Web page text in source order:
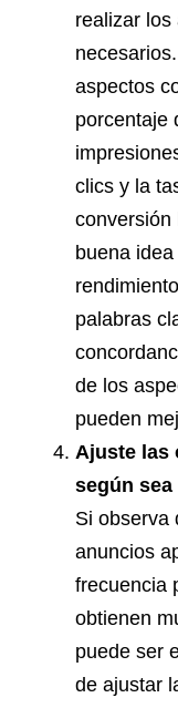
realizar los
aspectos
porcentaje
clics y la
conversión
buena idea
palabras
de los
pueden
Ajuste las
según
Si observa
anuncios
frecuencia
obtienen
puede ser
de ajustar